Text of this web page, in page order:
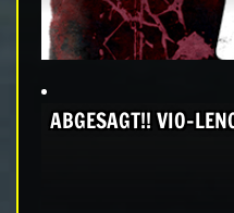
ABGESAGT!! VIO-